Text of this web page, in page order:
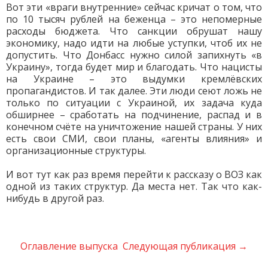
Вот эти «враги внутренние» сейчас кричат о том, что
по 10 тысяч рублей на беженца – это непомерные
расходы бюджета. Что санкции обрушат нашу
экономику, надо идти на любые уступки, чтоб их не
допустить. Что Донбасс нужно силой запихнуть «в
Украину», тогда будет мир и благодать. Что нацисты
на Украине – это выдумки кремлёвских
пропагандистов. И так далее. Эти люди сеют ложь не
только по ситуации с Украиной, их задача куда
обширнее – сработать на подчинение, распад и в
конечном счёте на уничтожение нашей страны. У них
есть свои СМИ, свои планы, «агенты влияния» и
организационные структуры.
И вот тут как раз время перейти к рассказу о ВОЗ как
одной из таких структур. Да места нет. Так что как-
нибудь в другой раз.
Оглавление выпуска Следующая публикация →